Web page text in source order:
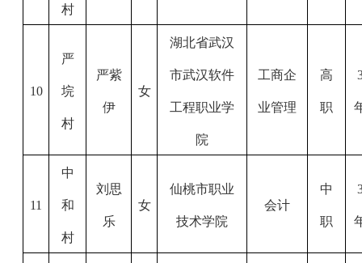
村
10
严
垸
村
严紫
伊
女
湖北省武汉
市武汉软件
工程职业学
院
工商企
业管理
高
职
11
中
和
村
刘思
乐
女
仙桃市职业
技术学院
会计
中
职